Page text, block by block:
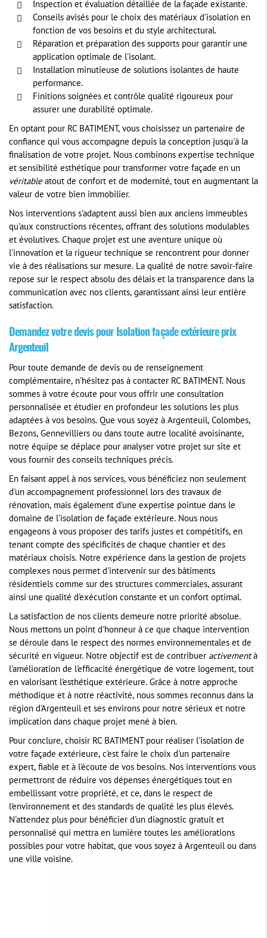
Inspection et évaluation détaillée de la façade existante.
Conseils avisés pour le choix des matériaux d'isolation en
fonction de vos besoins et du style architectural.
Réparation et préparation des supports pour garantir une
application optimale de l'isolant.
Installation minutieuse de solutions isolantes de haute
performance.
Finitions soignées et contrôle qualité rigoureux pour
assurer une durabilité optimale.
En optant pour RC BATIMENT, vous choisissez un partenaire de
confiance qui vous accompagne depuis la conception jusqu'à la
finalisation de votre projet. Nous combinons expertise technique
et sensibilité esthétique pour transformer votre façade en un
véritableatout de confort et de modernité, tout en augmentant la
valeur de votre bien immobilier.
Nos interventions s'adaptent aussi bien aux anciens immeubles
qu'aux constructions récentes, offrant des solutions modulables
et évolutives. Chaque projet est une aventure unique où
l'innovation et la rigueur technique se rencontrent pour donner
vie à des réalisations sur mesure. La qualité de notre savoir-faire
repose sur le respect absolu des délais et la transparence dans la
communication avec nos clients, garantissant ainsi leur entière
satisfaction.
Demandez votre devis pour Isolation façade extérieure prix
Argenteuil
Pour toute demande de devis ou de renseignement
complémentaire, n'hésitez pas à contacter RC BATIMENT. Nous
sommes à votre écoute pour vous offrir une consultation
personnalisée et étudier en profondeur les solutions les plus
adaptées à vos besoins. Que vous soyez à Argenteuil, Colombes,
Bezons, Gennevilliers ou dans toute autre localité avoisinante,
notre équipe se déplace pour analyser votre projet sur site et
vous fournir des conseils techniques précis.
En faisant appel à nos services, vous bénéficiez non seulement
d'un accompagnement professionnel lors des travaux de
rénovation, mais également d'une expertise pointue dans le
domaine de l'isolation de façade extérieure. Nous nous
engageons à vous proposer des tarifs justes et compétitifs, en
tenant compte des spécificités de chaque chantier et des
matériaux choisis. Notre expérience dans la gestion de projets
complexes nous permet d'intervenir sur des bâtiments
résidentiels comme sur des structures commerciales, assurant
ainsi une qualité d'exécution constante et un confort optimal.
La satisfaction de nos clients demeure notre priorité absolue.
Nous mettons un point d'honneur à ce que chaque intervention
se déroule dans le respect des normes environnementales et de
sécurité en vigueur. Notre objectif est de contribuer activementà
l'amélioration de l'efficacité énergétique de votre logement, tout
en valorisant l'esthétique extérieure. Grâce à notre approche
méthodique et à notre réactivité, nous sommes reconnus dans la
région d'Argenteuil et ses environs pour notre sérieux et notre
implication dans chaque projet mené à bien.
Pour conclure, choisir RC BATIMENT pour réaliser l'isolation de
votre façade extérieure, c'est faire le choix d'un partenaire
expert, fiable et à l'écoute de vos besoins. Nos interventions vous
permettront de réduire vos dépenses énergétiques tout en
embellissant votre propriété, et ce, dans le respect de
l'environnement et des standards de qualité les plus élevés.
N'attendez plus pour bénéficier d'un diagnostic gratuit et
personnalisé qui mettra en lumière toutes les améliorations
possibles pour votre habitat, que vous soyez à Argenteuil ou dans
une ville voisine.